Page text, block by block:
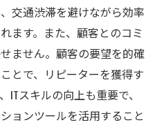
交通渋滞を避けながら効率
ます。また、顧客とのコミ
ません。顧客の要望を的確
とで、リピーターを獲得す
ITスキルの向上も重要で、
ョンツールを活用すること